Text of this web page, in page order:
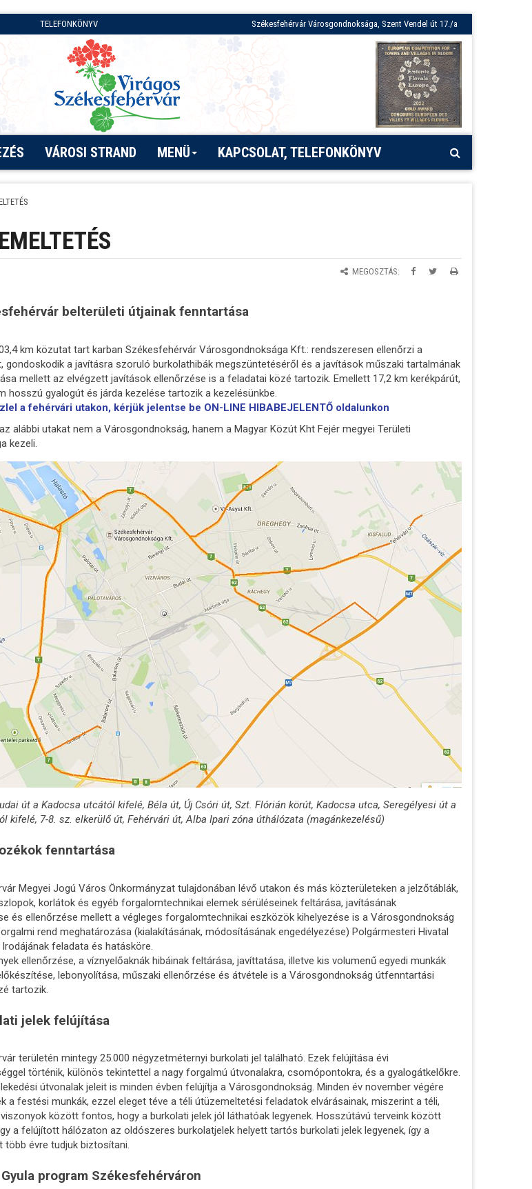
TELEFONKÖNYV Székesfehérvár Városgondnoksága, Szent Vendel út 17./a
VÁROSI STRAND MENÜ KAPCSOLAT, TELEFONKÖNYV
MEGOSZTÁS:
belterületi útjainak fenntartása
km közutat tart karban Székesfehérvár Városgondnoksága Kft.: rendszeresen ellenőrzi a
gondoskodik a javításra szoruló burkolathibák megszüntetéséről és a javítások műszaki tartalmának
mellett az elvégzett javítások ellenőrzése is a feladatai közé tartozik. Emellett 17,2 km kerékpárút,
hosszú gyalogút és járda kezelése tartozik a kezelésünkbe.
a fehérvári utakon, kérjük jelentse be ON-LINE HIBABEJELENTŐ oldalunkon
alábbi utakat nem a Városgondnokság, hanem a Magyar Közút Kht Fejér megyei Területi
kezeli.
út a Kadocsa utcától kifelé, Béla út, Új Csóri út, Szt. Flórián körút, Kadocsa utca, Seregélyesi út a
kifelé, 7-8. sz. elkerülő út, Fehérvári út, Alba Ipari zóna úthálózata (magánkezelésű)
fenntartása
Megyei Jogú Város Önkormányzat tulajdonában lévő utakon és más közterületeken a jelzőtáblák,
korlátok és egyéb forgalomtechnikai elemek sérüléseinek feltárása, javításának
és ellenőrzése mellett a végleges forgalomtechnikai eszközök kihelyezése is a Városgondnokság
rend meghatározása (kialakításának, módosításának engedélyezése) Polgármesteri Hivatal
feladata és hatásköre.
ellenőrzése, a víznyelőaknák hibáinak feltárása, javíttatása, illetve kis volumenű egyedi munkák
lebonyolítása, műszaki ellenőrzése és átvétele is a Városgondnokság útfenntartási
tartozik.
jelek felújítása
területén mintegy 25.000 négyzetméternyi burkolati jel található. Ezek felújítása évi
történik, különös tekintettel a nagy forgalmú útvonalakra, csomópontokra, és a gyalogátkelőkre.
útvonalak jeleit is minden évben felújítja a Városgondnokság. Minden év november végére
a festési munkák, ezzel eleget téve a téli útüzemeltetési feladatok elvárásainak, miszerint a téli,
között fontos, hogy a burkolati jelek jól láthatóak legyenek. Hosszútávú terveink között
a felújított hálózaton az oldószeres burkolatjelek helyett tartós burkolati jelek legyenek, így a
több évre tudjuk biztosítani.
Gyula program Székesfehérváron